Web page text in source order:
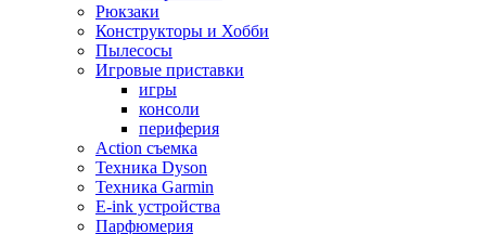
Рюкзаки
Конструкторы и Хобби
Пылесосы
Игровые приставки
игры
консоли
периферия
Action съемка
Техника Dyson
Техника Garmin
E-ink устройства
Парфюмерия